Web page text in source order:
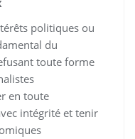
politiques ou
du
toute forme
en toute
intégrité et tenir